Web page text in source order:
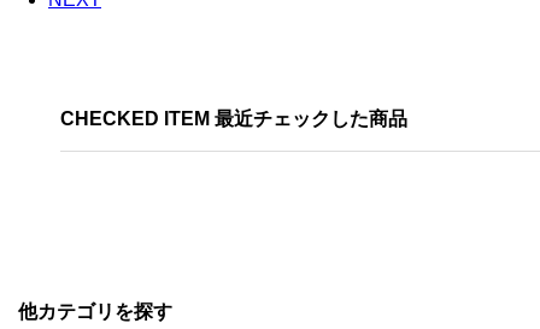
CHECKED ITEM 最近チェックした商品
他カテゴリを探す